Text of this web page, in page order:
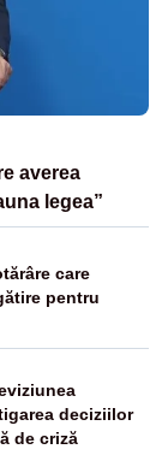
averea
legea”
care
pentru
deciziilor
de criză